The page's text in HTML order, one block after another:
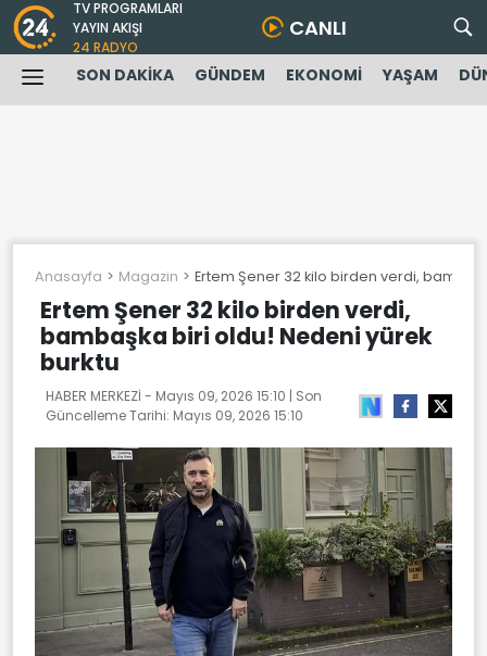
TV PROGRAMLARI
YAYIN AKIŞI
24 RADYO
CANLI
SON DAKİKA GÜNDEM EKONOMİ YAŞAM
Anasayfa Magazin Ertem Şener 32 kilo birden verdi,
Ertem Şener 32 kilo birden verdi,
bambaşka biri oldu! Nedeni yürek
burktu
HABER MERKEZİ - Mayıs 09, 2026 15:10 | Son
Güncelleme Tarihi: Mayıs 09, 2026 15:10